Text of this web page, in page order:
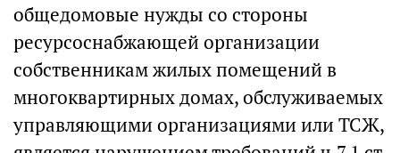
общедомовые нужды со стороны
ресурсоснабжающей организации
собственникам жилых помещений в
многоквартирных домах, обслуживаемых
управляющими организациями или ТСЖ,